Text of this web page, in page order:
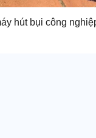
hút bụi công